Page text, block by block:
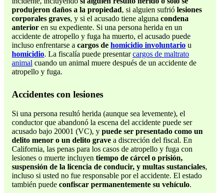
produjeron daños a la propiedad, si alguien sufrió lesiones
corporales graves, y si el acusado tiene alguna condena
anterior en su expediente. Si una persona herida en un
accidente de atropello y fuga ha muerto, el acusado puede
incluso enfrentarse a cargos de homicidio involuntario u
homicidio. La fiscalía puede presentarcargos de maltrato
animal cuando un animal muere después de un accidente de
atropello y fuga.
Accidentes con lesiones
Si una persona resultó herida (aunque sea levemente), el
conductor que abandonó la escena del accidente puede ser
acusado bajo 20001 (VC), y puede ser presentado como un
delito menor o un delito grave a discreción del fiscal. En
California, las penas para los casos de atropello y fuga con
lesiones o muerte incluyen tiempo de cárcel o prisión,
suspensión de la licencia de conducir, y multas sustanciales,
incluso si usted no fue responsable por el accidente. El estado
también puede confiscar permanentemente su vehículo.